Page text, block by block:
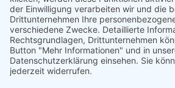
Baugruppenfertigung
suchen.
Ansprechpartner